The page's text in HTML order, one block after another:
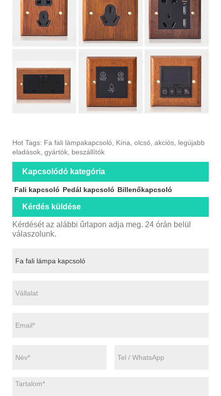
Hot Tags: Fa fali lámpakapcsoló, Kína, olcsó, akciós, legújabb
eladások, gyártók, beszállítók
Kapcsolódó kategória
Fali kapcsoló Pedál kapcsoló Billenőkapcsoló
Kérdés küldése
Kérdését az alábbi űrlapon adja meg. 24 órán belül
válaszolunk.